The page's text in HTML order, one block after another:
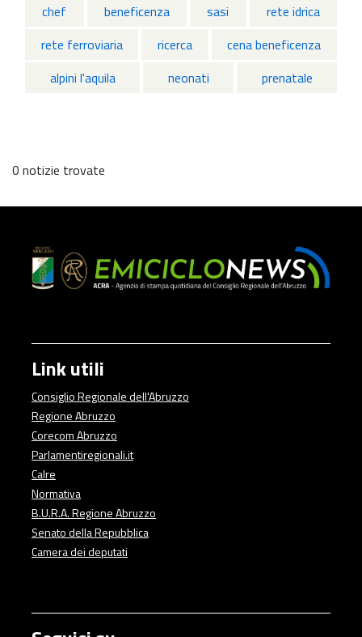
chef beneficenza sasi
rete idrica
rete ferroviaria
ricerca
cena beneficenza
alpini l'aquila
neonati prenatale
0 notizie trovate
Link utili
Consiglio Regionale dell'Abruzzo
Regione Abruzzo
Corecom Abruzzo
Parlamentiregionali.it
Calre
Normativa
B.U.R.A. Regione Abruzzo
Senato della Repubblica
Camera dei deputati